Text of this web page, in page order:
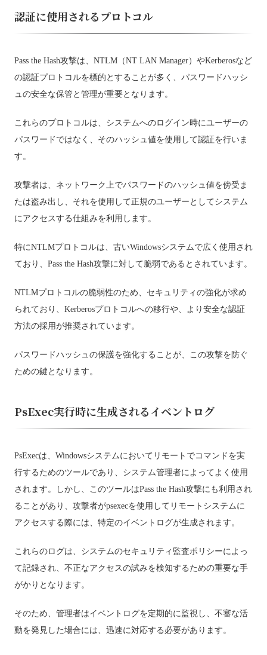
認証に使用されるプロトコル
Pass the Hash攻撃は、NTLM（NT LAN Manager）やKerberosなど
の認証プロトコルを標的とすることが多く、パスワードハッシ
ュの安全な保管と管理が重要となります。
これらのプロトコルは、システムへのログイン時にユーザーの
パスワードではなく、そのハッシュ値を使用して認証を行いま
す。
攻撃者は、ネットワーク上でパスワードのハッシュ値を傍受ま
たは盗み出し、それを使用して正規のユーザーとしてシステム
にアクセスする仕組みを利用します。
特にNTLMプロトコルは、古いWindowsシステムで広く使用され
ており、Pass the Hash攻撃に対して脆弱であるとされています。
NTLMプロトコルの脆弱性のため、セキュリティの強化が求め
られており、Kerberosプロトコルへの移行や、より安全な認証
方法の採用が推奨されています。
パスワードハッシュの保護を強化することが、この攻撃を防ぐ
ための鍵となります。
PsExec実行時に生成されるイベントログ
PsExecは、Windowsシステムにおいてリモートでコマンドを実
行するためのツールであり、システム管理者によってよく使用
されます。しかし、このツールはPass the Hash攻撃にも利用され
ることがあり、攻撃者がpsexecを使用してリモートシステムに
アクセスする際には、特定のイベントログが生成されます。
これらのログは、システムのセキュリティ監査ポリシーによっ
て記録され、不正なアクセスの試みを検知するための重要な手
がかりとなります。
そのため、管理者はイベントログを定期的に監視し、不審な活
動を発見した場合には、迅速に対応する必要があります。